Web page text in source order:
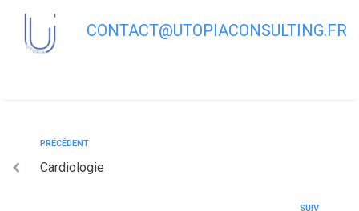
CONTACT@UTOPIACONSULTING.FR
PRÉCÉDENT
Cardiologie
SUIV